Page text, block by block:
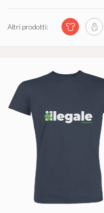
Altri prodotti: